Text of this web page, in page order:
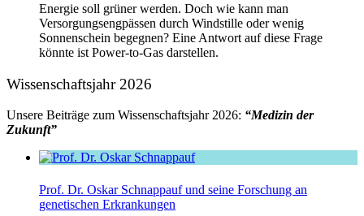
Energie soll grüner werden. Doch wie kann man
Versorgungsengpässen durch Windstille oder wenig
Sonnenschein begegnen? Eine Antwort auf diese Frage
könnte ist Power-to-Gas darstellen.
Wissenschaftsjahr 2026
Unsere Beiträge zum Wissenschaftsjahr 2026: “Medizin der
Zukunft”
Prof. Dr. Oskar Schnappauf und seine Forschung an
genetischen Erkrankungen